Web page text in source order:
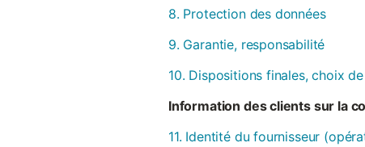
8. Protection des données
9. Garantie, responsabilité
10. Dispositions finales, choix
Information des clients sur la
11. Identité du fournisseur